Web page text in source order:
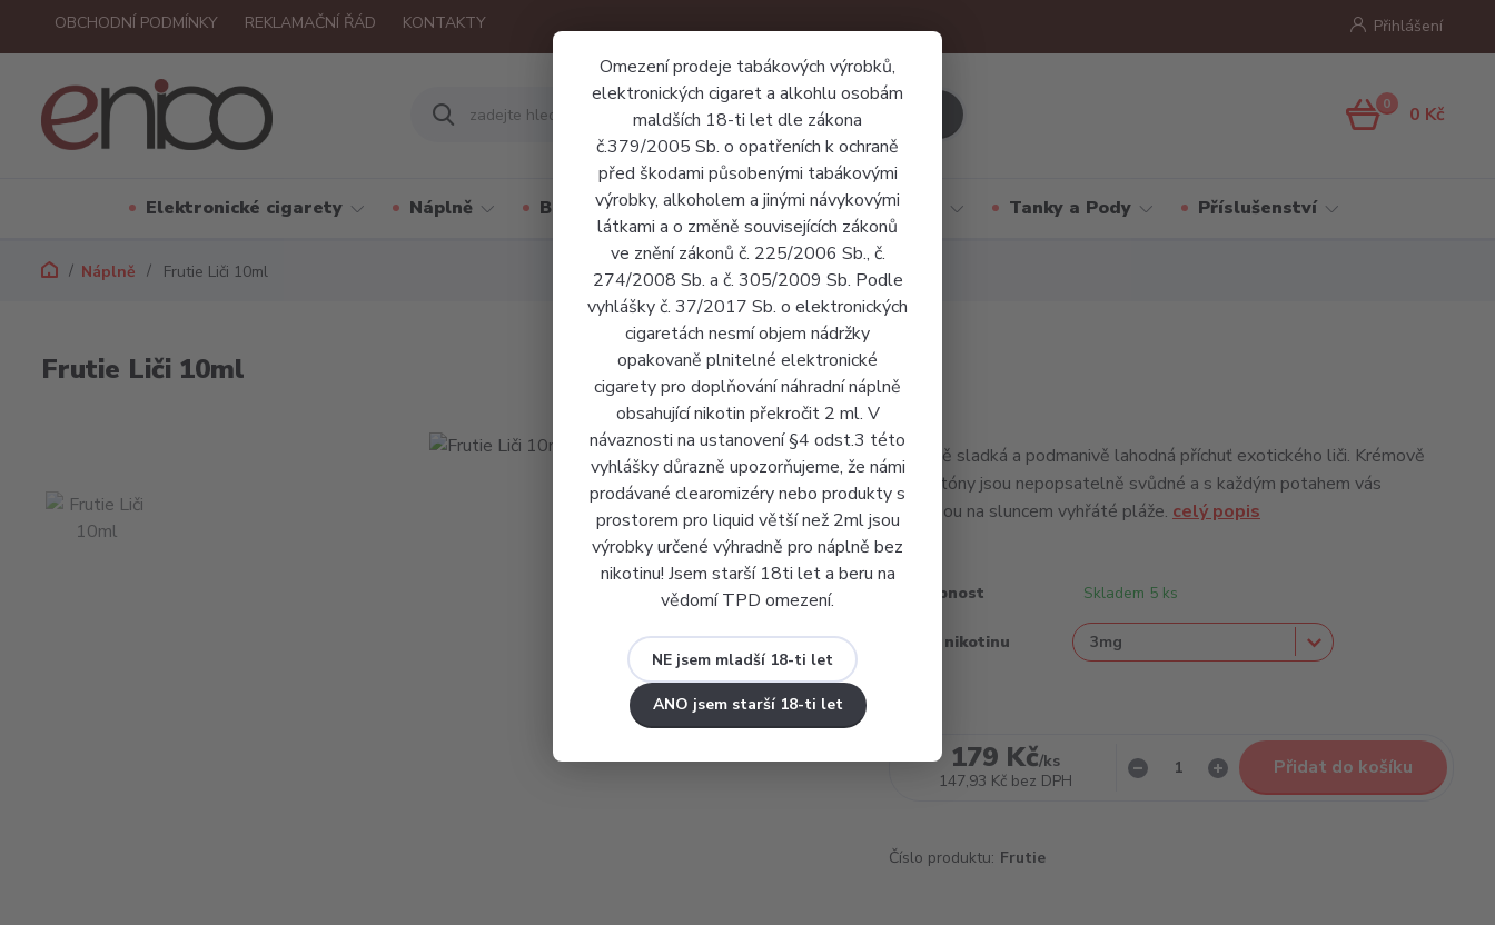
Omezení prodeje tabákových výrobků,
elektronických cigaret a alkohlu osobám
maldších 18-ti let dle zákona
č.379/2005 Sb. o opatřeních k ochraně
před škodami působenými tabákovými
výrobky, alkoholem a jinými návykovými
látkami a o změně souvisejících zákonů
ve znění zákonů č. 225/2006 Sb., č.
274/2008 Sb. a č. 305/2009 Sb. Podle
vyhlášky č. 37/2017 Sb. o elektronických
cigaretách nesmí objem nádržky
opakovaně plnitelné elektronické
cigarety pro doplňování náhradní náplně
obsahující nikotin překročit 2 ml. V
návaznosti na ustanovení §4 odst.3 této
vyhlášky důrazně upozorňujeme, že námi
prodávané clearomizéry nebo produkty s
prostorem pro liquid větší než 2ml jsou
výrobky určené výhradně pro náplně bez
nikotinu! Jsem starší 18ti let a beru na
vědomí TPD omezení.
NE jsem mladší 18-ti let
ANO jsem starší 18-ti let
OBCHODNÍ PODMÍNKY REKLAMAČNÍ ŘÁD KONTAKTY Přihlášení
0 0 Kč
Elektronické cigarety Náplně Báze a příchutě Jednorázové cigarety Tanky a Pody Příslušenství
Náplně Frutie Liči 10ml
Frutie Liči 10ml
Výrazně sladká a podmanivě lahodná příchuť exotického liči. Krémově
jemné tóny jsou nepopsatelně svůdné a s každým potahem vás
přenesou na sluncem vyhřáté pláže. celý popis
Dostupnost Skladem 5 ks
Obsah nikotinu
179 Kč/ks
147,93 Kč bez DPH
Přidat do košíku
Číslo produktu: Frutie